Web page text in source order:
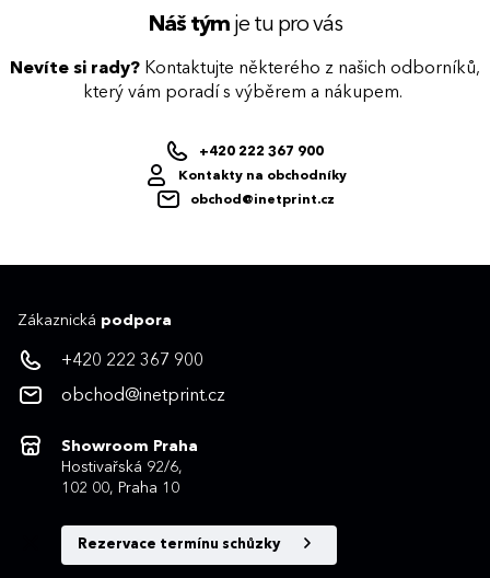
Náš týmje tu pro vás
Nevíte si rady? Kontaktujte některého z našich odborníků,
který vám poradí s výběrem a nákupem.
+420 222 367 900
Kontakty na obchodníky
obchod@inetprint.cz
Zákaznická podpora
+420 222 367 900
obchod@inetprint.cz
Showroom Praha
Hostivařská 92/6,
102 00, Praha 10
Rezervace termínu schůzky